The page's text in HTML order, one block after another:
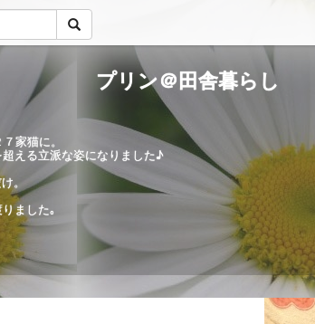
プリン＠田舎暮らし
家猫に。
える立派な姿になりました♪
。
ました｡